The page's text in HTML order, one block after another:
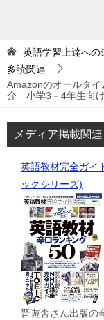
英語学習上達へ
多読関連
Amazonのオールタ
介 小学3－4年生向
メディア掲載関連
英語教材完全ガイ
ックシリーズ)
晋遊舎さん出版の